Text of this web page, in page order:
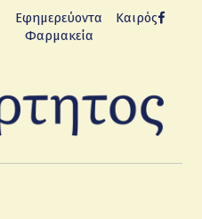
Εφημερεύοντα
Φαρμακεία
Καιρός